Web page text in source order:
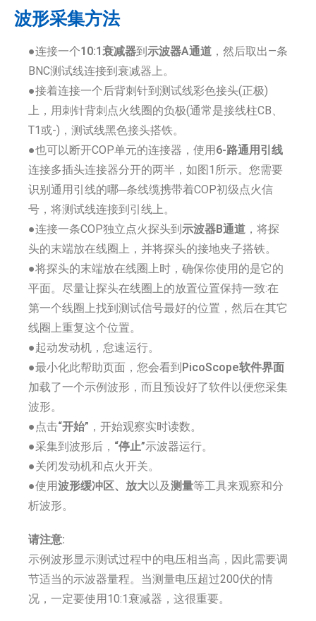
波形采集方法
●连接一个10:1衰减器到示波器A通道 ，然后取出—条
BNC测试线连接到衰减器上。
●接着连接一个后背刺针到测试线彩色接头(正极)
上，用刺针背刺点火线圈的负极(通常是接线柱CB、
T1或-)，测试线黑色接头搭铁。
●也可以断开COP单元的连接器，使用6-路通用引线
连接多插头连接器分开的两半，如图1所示。您需要
识别通用引线的哪─条线缆携带着COP初级点火信
号，将测试线连接到引线上。
●连接一条COP独立点火探头到示波器B通道 ，将探
头的末端放在线圈上，并将探头的接地夹子搭铁。
●将探头的末端放在线圈上时，确保你使用的是它的
平面。尽量让探头在线圈上的放置位置保持一致:在
第一个线圈上找到测试信号最好的位置，然后在其它
线圈上重复这个位置。
●起动发动机，怠速运行。
●最小化此帮助页面，您会看到PicoScope软件界面
加载了一个示例波形，而且预设好了软件以便您采集
波形。
●点击“开始” ，开始观察实时读数。
●采集到波形后， “停止”示波器运行。
●关闭发动机和点火开关。
●使用波形缓冲区、放大以及测量等工具来观察和分
析波形。
请注意:
示例波形显示测试过程中的电压相当高，因此需要调
节适当的示波器量程。当测量电压超过200伏的情
况，一定要使用10:1衰减器，这很重要。